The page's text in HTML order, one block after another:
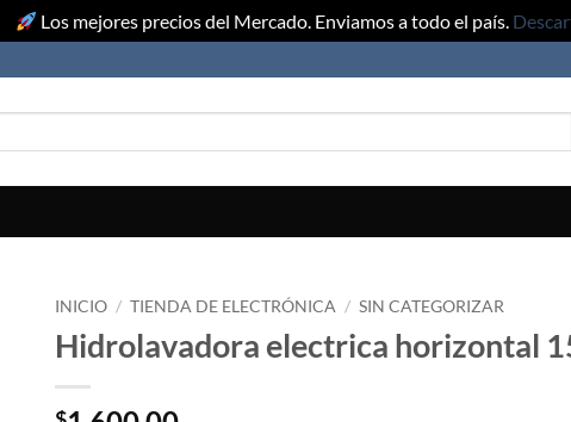
Los mejores precios del Mercado. Enviamos a todo el país.
INICIO / TIENDA DE ELECTRÓNICA / SIN CATEGORIZAR
Hidrolavadora electrica horizontal